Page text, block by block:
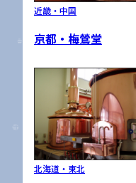
近畿・中国
京都・梅鶯堂
北海道・東北